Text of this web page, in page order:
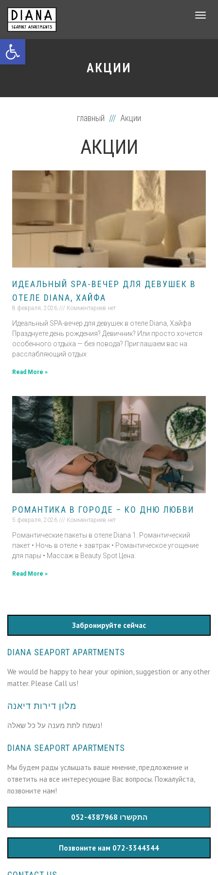
Открыть панель инструментов
АКЦИИ
главный Акции
АКЦИИ
ИДЕАЛЬНЫЙ SPA-ВЕЧЕР ДЛЯ ДЕВУШЕК В
ОТЕЛЕ DIANA, ХАЙФА
8 февраля, 2026 Комментариев нет
Идеальный SPA-вечер для девушек в отеле Diana, Хайфа
Празднуете день рождения? Девичник? Или просто хочется
особенного отдыха — без повода? Приглашаем вас на
расслабляющий отдых
Read More »
РОМАНТИКА В ГОРОДЕ – КО ДНЮ ЛЮБВИ
5 февраля, 2026 Комментариев нет
Романтические пакеты в отеле Diana 1. Романтический
пакет • Ночь в отеле + завтрак • Романтическое угощение
для пары • Массаж в Beauty Spot Цена:
Read More »
Забронируйте сейчас
DIANA SEAPORT APARTMENTS
We would be happy to hear your opinion, suggestion or any other
matter. Please Call us!
מלון דירות דיאנה
נשמח לתת מענה על כל שאלה!
DIANA SEAPORT APARTMENTS
Мы будем рады услышать ваше мнение, предложение и
ответить на все интересующие Вас вопросы. Пожалуйста,
позвоните нам!
התקשרו 052-4387968
Позвоните нам 072-3344344